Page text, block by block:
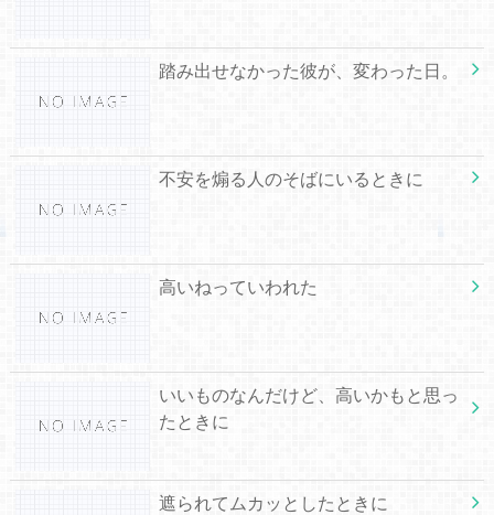
踏み出せなかった彼が、変わった日。
不安を煽る人のそばにいるときに
高いねっていわれた
いいものなんだけど、高いかもと思っ
たときに
遮られてムカッとしたときに